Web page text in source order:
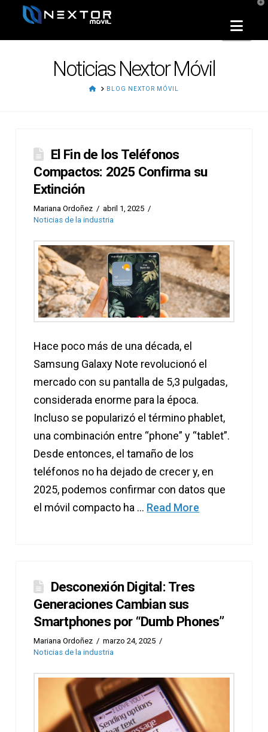
Noticias Nextor Móvil
HOMEBLOG NEXTOR MÓVIL
El Fin de los Teléfonos
Compactos: 2025 Confirma su
Extinción
Mariana Ordoñez
abril 1, 2025
Noticias de la industria
Hace poco más de una década, el
Samsung Galaxy Note revolucionó el
mercado con su pantalla de 5,3 pulgadas,
considerada enorme para la época.
Incluso se popularizó el término phablet,
una combinación entre “phone” y “tablet”.
Desde entonces, el tamaño de los
teléfonos no ha dejado de crecer y, en
2025, podemos confirmar con datos que
el móvil compacto ha … Read More
Desconexión Digital: Tres
Generaciones Cambian sus
Smartphones por “Dumb Phones”
Mariana Ordoñez
marzo 24, 2025
Noticias de la industria